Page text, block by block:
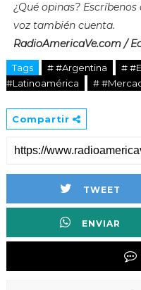
¿Qué opinas? Escríbenos
voz también cuenta.
RadioAmericaVe.com /
Tags # #Argentina #
#Latinoamérica
#
Compartir
TWEET
ENVIAR